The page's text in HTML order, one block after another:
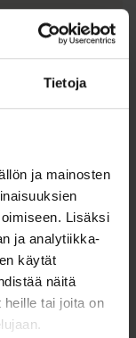
Tietoja
ja mainosten
Lisäksi
ja analytiikka-
käytät
näitä
heille tai joita on
malli
korun